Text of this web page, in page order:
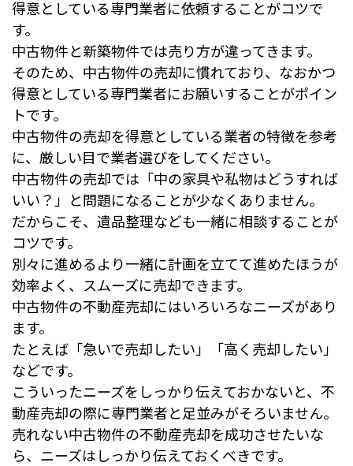
得意としている専門業者に依頼することがコツで
す。
中古物件と新築物件では売り方が違ってきます。
そのため、中古物件の売却に慣れており、なおかつ
得意としている専門業者にお願いすることがポイン
トです。
中古物件の売却を得意としている業者の特徴を参考
に、厳しい目で業者選びをしてください。
中古物件の売却では「中の家具や私物はどうすれば
いい？」と問題になることが少なくありません。
だからこそ、遺品整理なども一緒に相談することが
コツです。
別々に進めるより一緒に計画を立てて進めたほうが
効率よく、スムーズに売却できます。
中古物件の不動産売却にはいろいろなニーズがあり
ます。
たとえば「急いで売却したい」「高く売却したい」
などです。
こういったニーズをしっかり伝えておかないと、不
動産売却の際に専門業者と足並みがそろいません。
売れない中古物件の不動産売却を成功させたいな
ら、ニーズはしっかり伝えておくべきです。